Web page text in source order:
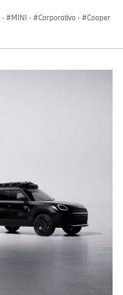
· MINI · Corporativo ·
Cooper